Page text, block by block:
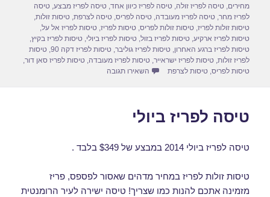
o
o
k
o
n
מחירים,טיסה לפריז זולה,טיסה לפריז כיוון אחד,טיסה לפריז מבצע,טיסה
לפריז מחר,טיסה לפריז מעובדה,טיסה לפריס,טיסה לצרפת,טיסות זולות,
טיסות זולות לפריז,טיסות זולות לפריס,טיסות לפריז,טיסות לפריז אל על,
טיסות לפריז ארקיע,טיסות לפריז בזול,טיסות לפריז ביולי,טיסות לפריז בקיץ,
טיסות לפריז ברגע האחרון,טיסות לפריז גוליבר,טיסות לפריז דקה 90 ,טיסות
לפריז זולות,טיסות לפריז ישראייר,טיסות לפריז מעובדה,טיסות לפריז סאן דור,
טיסות לפריס,טיסות לצרפת השאירו תגובה
טיסה לפריז ביולי
טיסה לפריז ביולי 2014 במבצע של $349 בלבד .
טיסות זולות לפריז במחיר מדהים שאסור לפספס, פריז
מזמינה אתכם להנות כמו שצריך! טיסה ישירה לעיר הרומנטית